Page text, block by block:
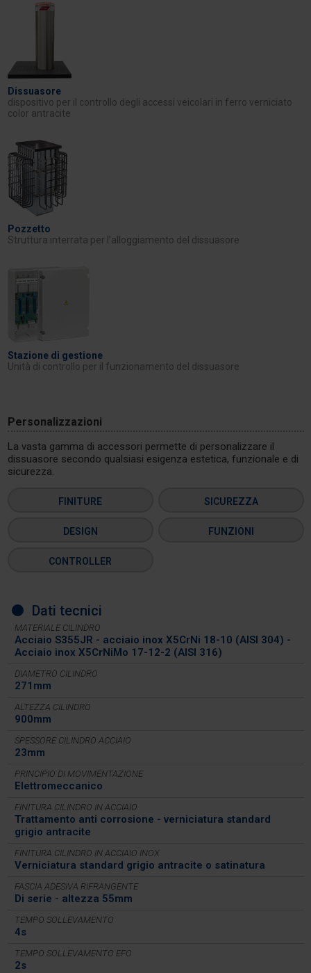
Dissuasore
dispositivo per il controllo degli accessi veicolari in ferro verniciato
color antracite
Pozzetto
Struttura interrata per l’alloggiamento del dissuasore
Stazione di gestione
Unità di controllo per il funzionamento del dissuasore
Personalizzazioni
La vasta gamma di accessori permette di personalizzare il
dissuasore secondo qualsiasi esigenza estetica, funzionale e di
sicurezza.
FINITURE SICUREZZA
DESIGN FUNZIONI
CONTROLLER
Dati tecnici
MATERIALE CILINDRO
Acciaio S355JR - acciaio inox X5CrNi 18-10 (AISI 304) -
Acciaio inox X5CrNiMo 17-12-2 (AISI 316)
DIAMETRO CILINDRO
271mm
ALTEZZA CILINDRO
900mm
SPESSORE CILINDRO ACCIAIO
23mm
PRINCIPIO DI MOVIMENTAZIONE
Elettromeccanico
FINITURA CILINDRO IN ACCIAIO
Trattamento anti corrosione - verniciatura standard
grigio antracite
FINITURA CILINDRO IN ACCIAIO INOX
Verniciatura standard grigio antracite o satinatura
FASCIA ADESIVA RIFRANGENTE
Di serie - altezza 55mm
TEMPO SOLLEVAMENTO
4s
TEMPO SOLLEVAMENTO EFO
2s